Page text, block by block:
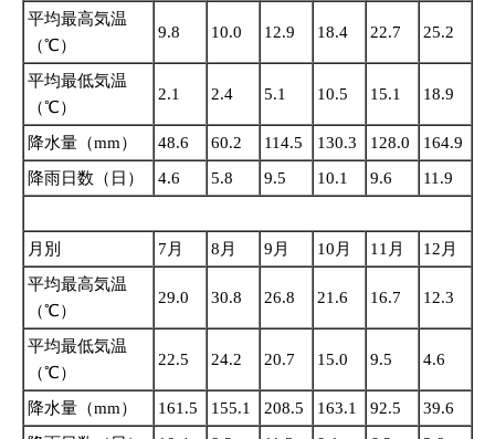
平均最高気温
（℃）
9.8 10.0 12.9 18.4 22.7 25.2
平均最低気温
（℃）
2.1 2.4 5.1 10.5 15.1 18.9
降水量（mm） 48.6 60.2 114.5 130.3 128.0
164.9
降雨日数（日）
4.6 5.8 9.5 10.1 9.6 11.9
月別 7月 8月 9月 10月 11月
12月
平均最高気温
（℃）
29.0 30.8 26.8 21.6 16.7 12.3
平均最低気温
（℃）
22.5 24.2 20.7 15.0 9.5 4.6
降水量（mm） 161.5 155.1 208.5 163.1 92.5
39.6